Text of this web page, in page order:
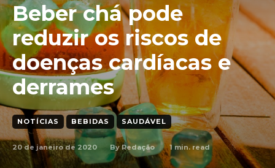
Beber chá pode
reduzir os riscos de
doenças cardíacas e
derrames
NOTÍCIAS BEBIDAS SAUDÁVEL
20 de janeiro de 2020 By Redação 1min. read